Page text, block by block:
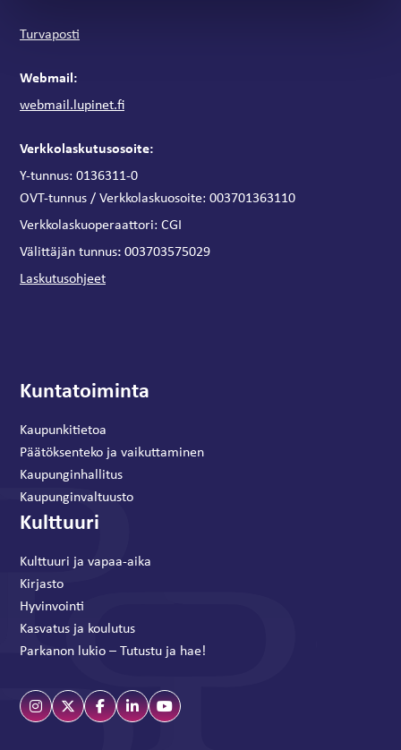
Turvaposti
Webmail:
webmail.lupinet.fi
Verkkolaskutusosoite:
Y-tunnus: 0136311-0
OVT-tunnus / Verkkolaskuosoite: 003701363110
Verkkolaskuoperaattori: CGI
Välittäjän tunnus:003703575029
Laskutusohjeet
Kuntatoiminta
Kaupunkitietoa
Päätöksenteko ja vaikuttaminen
Kaupunginhallitus
Kaupunginvaltuusto
Kulttuuri
Kulttuuri ja vapaa-aika
Kirjasto
Hyvinvointi
Kasvatus ja koulutus
Parkanon lukio – Tutustu ja hae!